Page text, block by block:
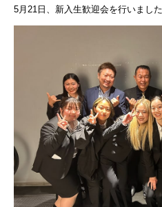
5月21日、新入生歓迎会を行いました